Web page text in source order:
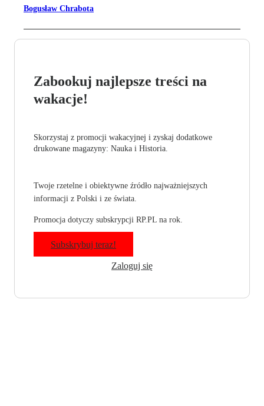
Bogusław Chrabota
Zabookuj najlepsze treści na
wakacje!
Skorzystaj z promocji wakacyjnej i zyskaj dodatkowe
drukowane magazyny: Nauka i Historia.
Twoje rzetelne i obiektywne źródło najważniejszych
informacji z Polski i ze świata.
Promocja dotyczy subskrypcji RP.PL na rok.
Subskrybuj teraz!
Zaloguj się